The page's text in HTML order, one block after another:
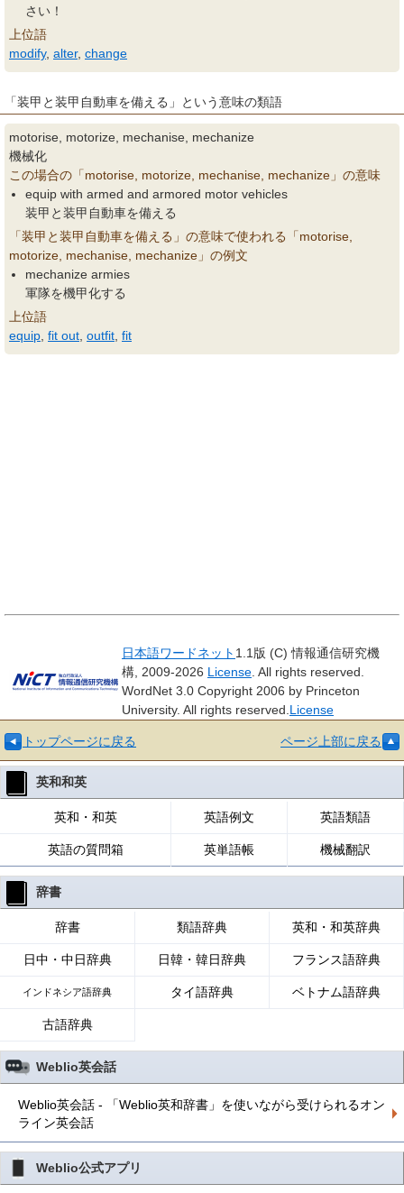
さい！
上位語
modify, alter, change
「装甲と装甲自動車を備える」という意味の類語
motorise, motorize, mechanise, mechanize
機械化
この場合の「motorise, motorize, mechanise, mechanize」の意味
equip with armed and armored motor vehicles
装甲と装甲自動車を備える
「装甲と装甲自動車を備える」の意味で使われる「motorise,
motorize, mechanise, mechanize」の例文
mechanize armies
軍隊を機甲化する
上位語
equip fit out outfit fit
日本語ワードネット 1.1版 (C) 情報通信研究機
構, 2009-2026 License . All rights reserved.
WordNet 3.0 Copyright 2006 by Princeton
University. All rights reserved. License
トップページに戻る ページ上部に戻る
英和和英
英和・和英 英語例文 英語類語
英語の質問箱 英単語帳 機械翻訳
辞書
辞書 類語辞典 英和・和英辞典
日中・中日辞典 日韓・韓日辞典 フランス語辞典
インドネシア語辞典 タイ語辞典 ベトナム語辞典
古語辞典
Weblio英会話
Weblio英会話 - 「Weblio英和辞書」を使いながら受けられるオン
ライン英会話
Weblio公式アプリ